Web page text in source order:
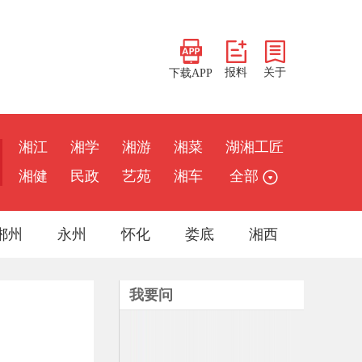
下载APP 报料 关于
湘江 湘学 湘游 湘菜
湖湘工匠
湘健
民政 艺苑 湘车 全部
州 永州 怀化 娄底 湘西
我要问